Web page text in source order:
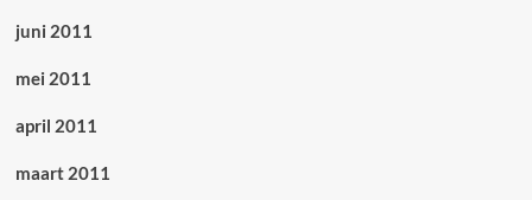
juni 2011
mei 2011
april 2011
maart 2011